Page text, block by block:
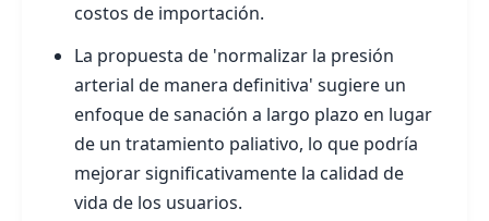
costos de importación.
La propuesta de 'normalizar la presión
arterial de manera definitiva' sugiere un
enfoque de sanación a largo plazo en lugar
de un tratamiento paliativo, lo que podría
mejorar significativamente la calidad de
vida de los usuarios.